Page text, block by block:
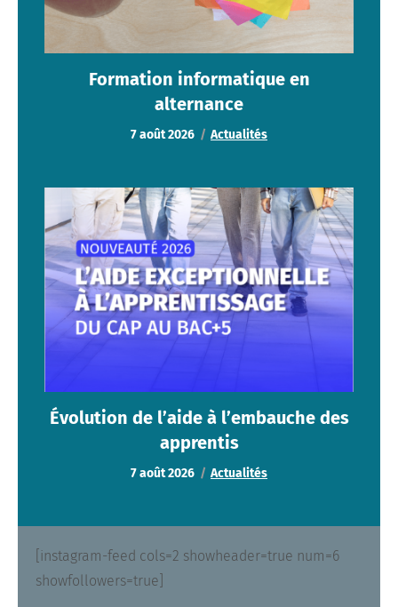
Formation informatique en
alternance
7 août 2026 Actualités
Évolution de l’aide à l’embauche des
apprentis
Actualités
Évolution de l’aide à l’embauche des
apprentis
7 août 2026 Actualités
[instagram-feed cols=2 showheader=true num=6
showfollowers=true]